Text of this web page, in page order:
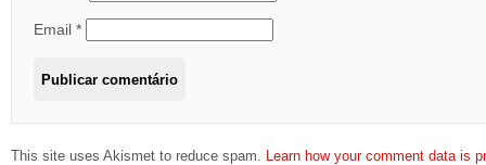
Email *
This site uses Akismet to reduce spam. Learn how your comment data is